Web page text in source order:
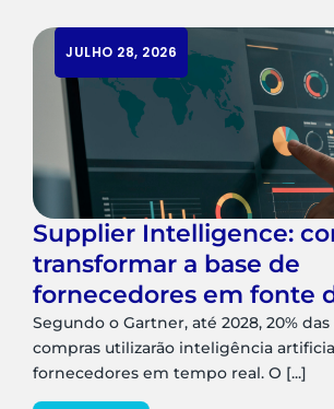
JULHO 28, 2026
Supplier Intelligence:
transformar a base de
fornecedores em fonte
Segundo o Gartner, até 2028, 20% das
compras utilizarão inteligência
fornecedores em tempo real. O [...]